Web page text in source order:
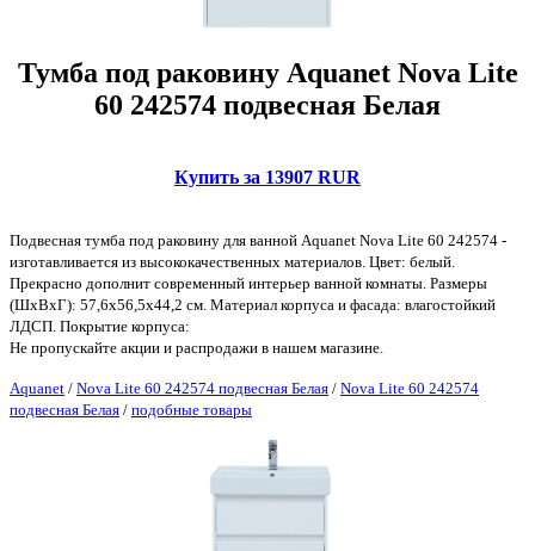
Тумба под раковину Aquanet Nova Lite
60 242574 подвесная Белая
Купить за 13907 RUR
Подвесная тумба под раковину для ванной Aquanet Nova Lite 60 242574 -
изготавливается из высококачественных материалов. Цвет: белый.
Прекрасно дополнит современный интерьер ванной комнаты. Размеры
(ШхВхГ): 57,6x56,5x44,2 см. Материал корпуса и фасада: влагостойкий
ЛДСП. Покрытие корпуса:
Не пропускайте акции и распродажи в нашем магазине.
Aquanet / Nova Lite 60 242574 подвесная Белая / Nova Lite 60 242574
подвесная Белая / подобные товары